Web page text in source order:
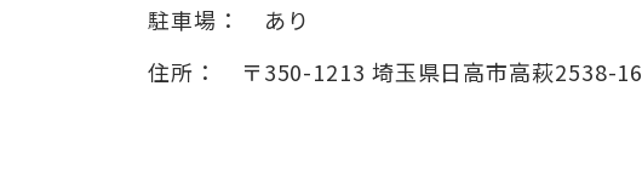
駐車場：
あり
住所：
〒350-1213 埼玉県日高市高萩2538-16